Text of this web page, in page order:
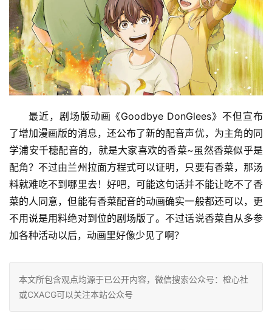
最近，剧场版动画《Goodbye DonGlees》不但宣布
了增加漫画版的消息，还公布了新的配音声优，为主角的同
学浦安千穂配音的，就是大家喜欢的香菜~虽然香菜似乎是
配角？不过由兰州拉面方程式可以证明，只要有香菜，那汤
料就难吃不到哪里去！好吧，可能这句话并不能让吃不了香
菜的人同意，但能有香菜配音的动画确实一般都还可以，更
不用说是用料绝对到位的剧场版了。不过话说香菜自从多参
加各种活动以后，动画里好像少见了啊？
本文所包含观点均源于已公开内容，微信搜索公众号：橙心社
或CXACG可以关注本站公众号